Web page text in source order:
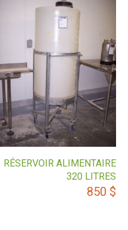
RÉSERVOIR ALIMENTAIRE
320 LITRES
850 $